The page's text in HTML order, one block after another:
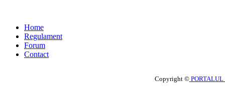
Home
Regulament
Forum
Contact
Copyright ©PORTALUL